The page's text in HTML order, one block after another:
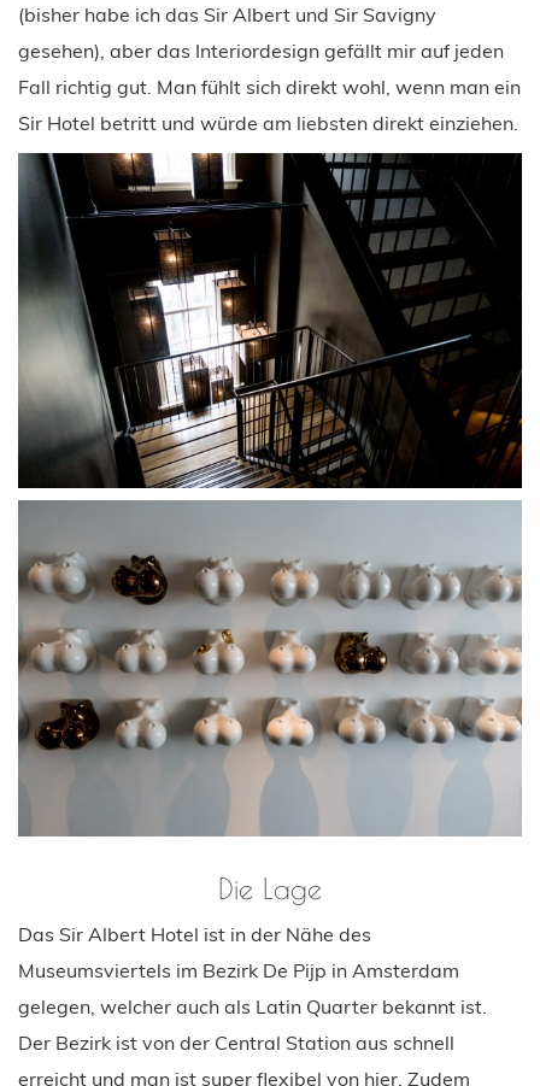
(bisher habe ich das Sir Albert und Sir Savigny
gesehen), aber das Interiordesign gefällt mir auf jeden
Fall richtig gut. Man fühlt sich direkt wohl, wenn man ein
Sir Hotel betritt und würde am liebsten direkt einziehen.
Die Lage
Das Sir Albert Hotel ist in der Nähe des
Museumsviertels im Bezirk De Pijp in Amsterdam
gelegen, welcher auch als Latin Quarter bekannt ist.
Der Bezirk ist von der Central Station aus schnell
erreicht und man ist super flexibel von hier. Zudem